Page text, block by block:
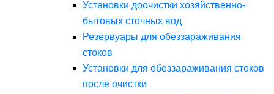
Установки доочистки хозяйственно-
бытовых сточных вод
Резервуары для обеззараживания
стоков
Установки для обеззараживания стоков
после очистки